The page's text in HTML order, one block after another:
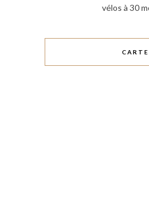
vélos à 30
CARTE